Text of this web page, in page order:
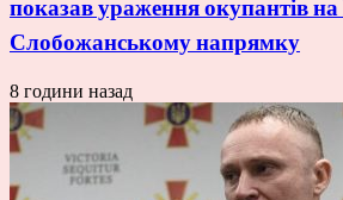
показав ураження окупантів
Слобожанському напрямку
8 години назад